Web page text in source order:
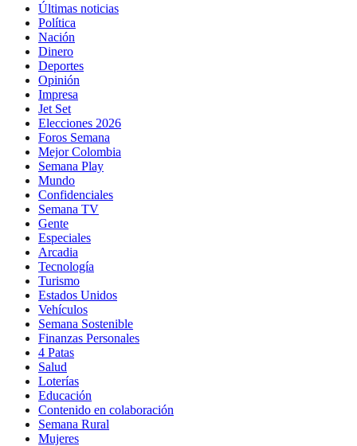
Últimas noticias
Política
Nación
Dinero
Deportes
Opinión
Impresa
Jet Set
Elecciones 2026
Foros Semana
Mejor Colombia
Semana Play
Mundo
Confidenciales
Semana TV
Gente
Especiales
Arcadia
Tecnología
Turismo
Estados Unidos
Vehículos
Semana Sostenible
Finanzas Personales
4 Patas
Salud
Loterías
Educación
Contenido en colaboración
Semana Rural
Mujeres